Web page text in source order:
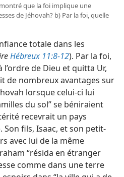
que la foi implique une
de Jéhovah? b) Par la foi, quelle
totale dans les
Hébreux 11:8-12). Par la foi,
de Dieu et quitta Ur,
de nombreux avantages sur
lorsque celui-ci lui
du sol” se béniraient
recevrait un pays
Son fils, Isaac, et son petit-
avec lui de la même
“résida en étranger
comme dans une terre